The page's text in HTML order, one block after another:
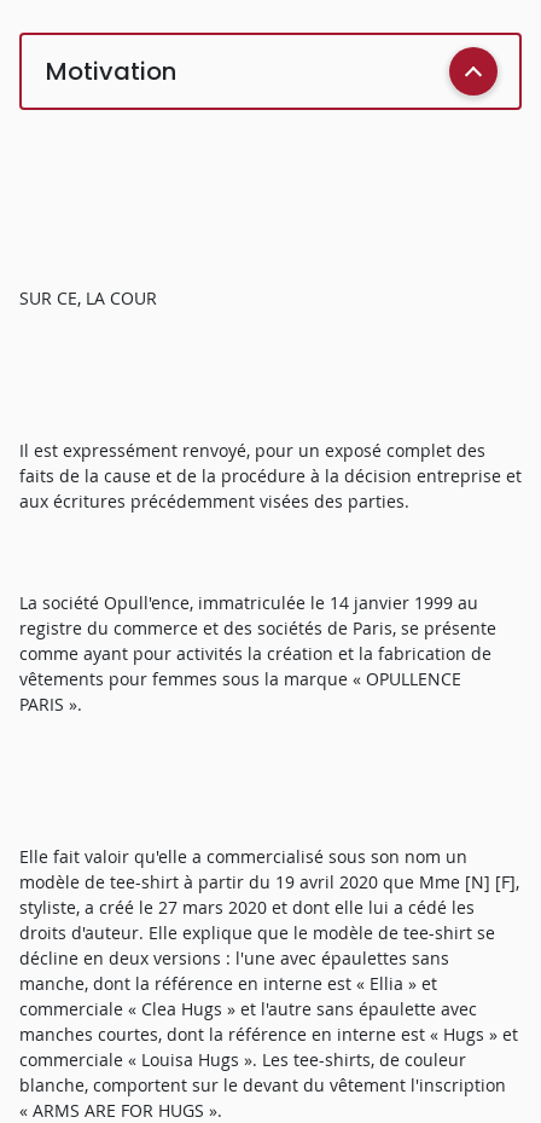
Motivation
SUR CE, LA COUR
Il est expressément renvoyé, pour un exposé complet des
faits de la cause et de la procédure à la décision entreprise et
aux écritures précédemment visées des parties.
La société Opull'ence, immatriculée le 14 janvier 1999 au
registre du commerce et des sociétés de Paris, se présente
comme ayant pour activités la création et la fabrication de
vêtements pour femmes sous la marque « OPULLENCE
PARIS ».
Elle fait valoir qu'elle a commercialisé sous son nom un
modèle de tee-shirt à partir du 19 avril 2020 que Mme [N] [F],
styliste, a créé le 27 mars 2020 et dont elle lui a cédé les
droits d'auteur. Elle explique que le modèle de tee-shirt se
décline en deux versions : l'une avec épaulettes sans
manche, dont la référence en interne est « Ellia » et
commerciale « Clea Hugs » et l'autre sans épaulette avec
manches courtes, dont la référence en interne est « Hugs » et
commerciale « Louisa Hugs ». Les tee-shirts, de couleur
blanche, comportent sur le devant du vêtement l'inscription
« ARMS ARE FOR HUGS ».